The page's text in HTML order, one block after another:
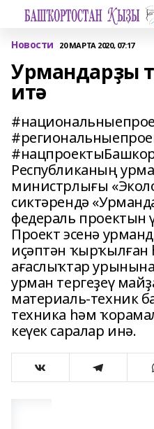
Новости 20 МАРТА 2020, 07:17
Урмандарҙы
итә
Республиканың
министрлығы
сиктәрендә
федераль проектын
Проект эсенә
иҫәптән ҡырҡылған
ағаслыҡтар
урман тергеҙеү
материаль-техник
техника һәм
кеүек саралар инә.